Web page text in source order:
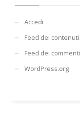
Accedi
Feed dei contenuti
Feed dei commenti
WordPress.org